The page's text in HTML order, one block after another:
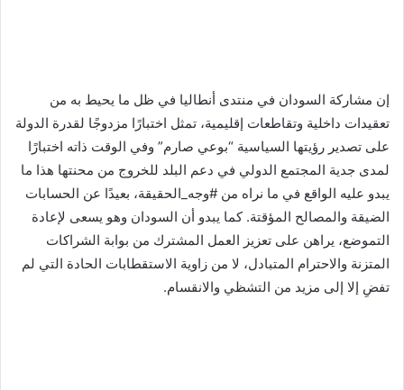
إن مشاركة السودان في منتدى أنطاليا في ظل ما يحيط به من
تعقيدات داخلية وتقاطعات إقليمية، تمثل اختبارًا مزدوجًا لقدرة الدولة
على تصدير رؤيتها السياسية “بوعي صارم” وفي الوقت ذاته اختبارًا
لمدى جدية المجتمع الدولي في دعم البلد للخروج من محنتها هذا ما
يبدو عليه الواقع في ما نراه من #وجه_الحقيقة، بعيدًا عن الحسابات
الضيقة والمصالح المؤقتة. كما يبدو أن السودان وهو يسعى لإعادة
التموضع، يراهن على تعزيز العمل المشترك من بوابة الشراكات
المتزنة والاحترام المتبادل، لا من زاوية الاستقطابات الحادة التي لم
تفضِ إلا إلى مزيد من التشظي والانقسام.